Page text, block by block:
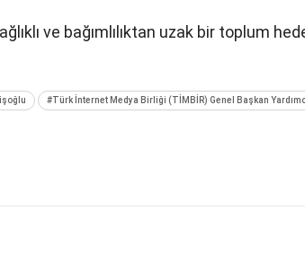
ve bağımlılıktan uzak bir toplum
#Türk İnternet Medya Birliği (TİMBİR) Genel Başkan